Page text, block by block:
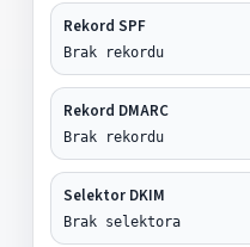
Rekord SPF
Brak rekordu
Rekord DMARC
Brak rekordu
Selektor DKIM
Brak selektora